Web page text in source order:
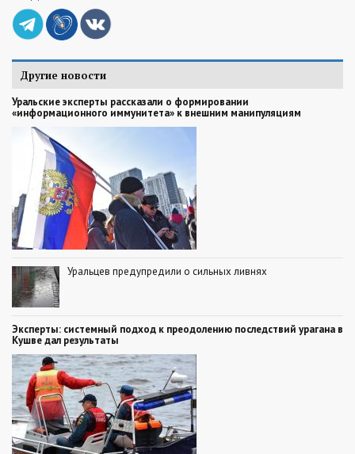
Другие новости
Уральские эксперты рассказали о формировании
«информационного иммунитета» к внешним манипуляциям
Уральцев предупредили о сильных ливнях
Эксперты: системный подход к преодолению последствий урагана в
Кушве дал результаты